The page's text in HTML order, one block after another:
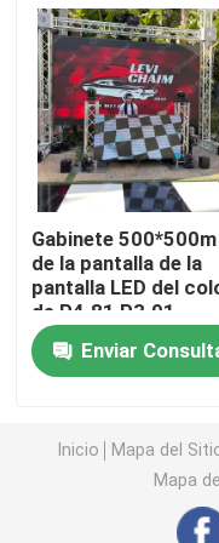
Pantalla creativa
Pantalla al aire
Pantalla del estadio
Pantalla de la
pantalla led de
Pantalla curvada
Módulos de la
Gabinete
de la pantalla de la
pantalla LED del
de P4.81 P3.91
P2.064 SMD 2121
Enviar
Inicio Mapa del
Mapa